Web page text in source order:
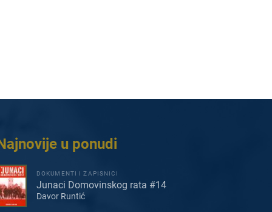
u ponudi
DOKUMENTI I ZAPISNICI
Junaci Domovinskog rata #14
Davor Runtić